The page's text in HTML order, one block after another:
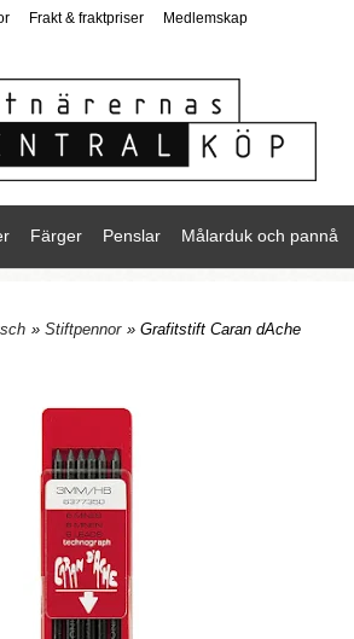
Frakt & fraktpriser
Medlemskap
Färger Penslar Målarduk och pannå
» Stiftpennor » Grafitstift Caran dAche